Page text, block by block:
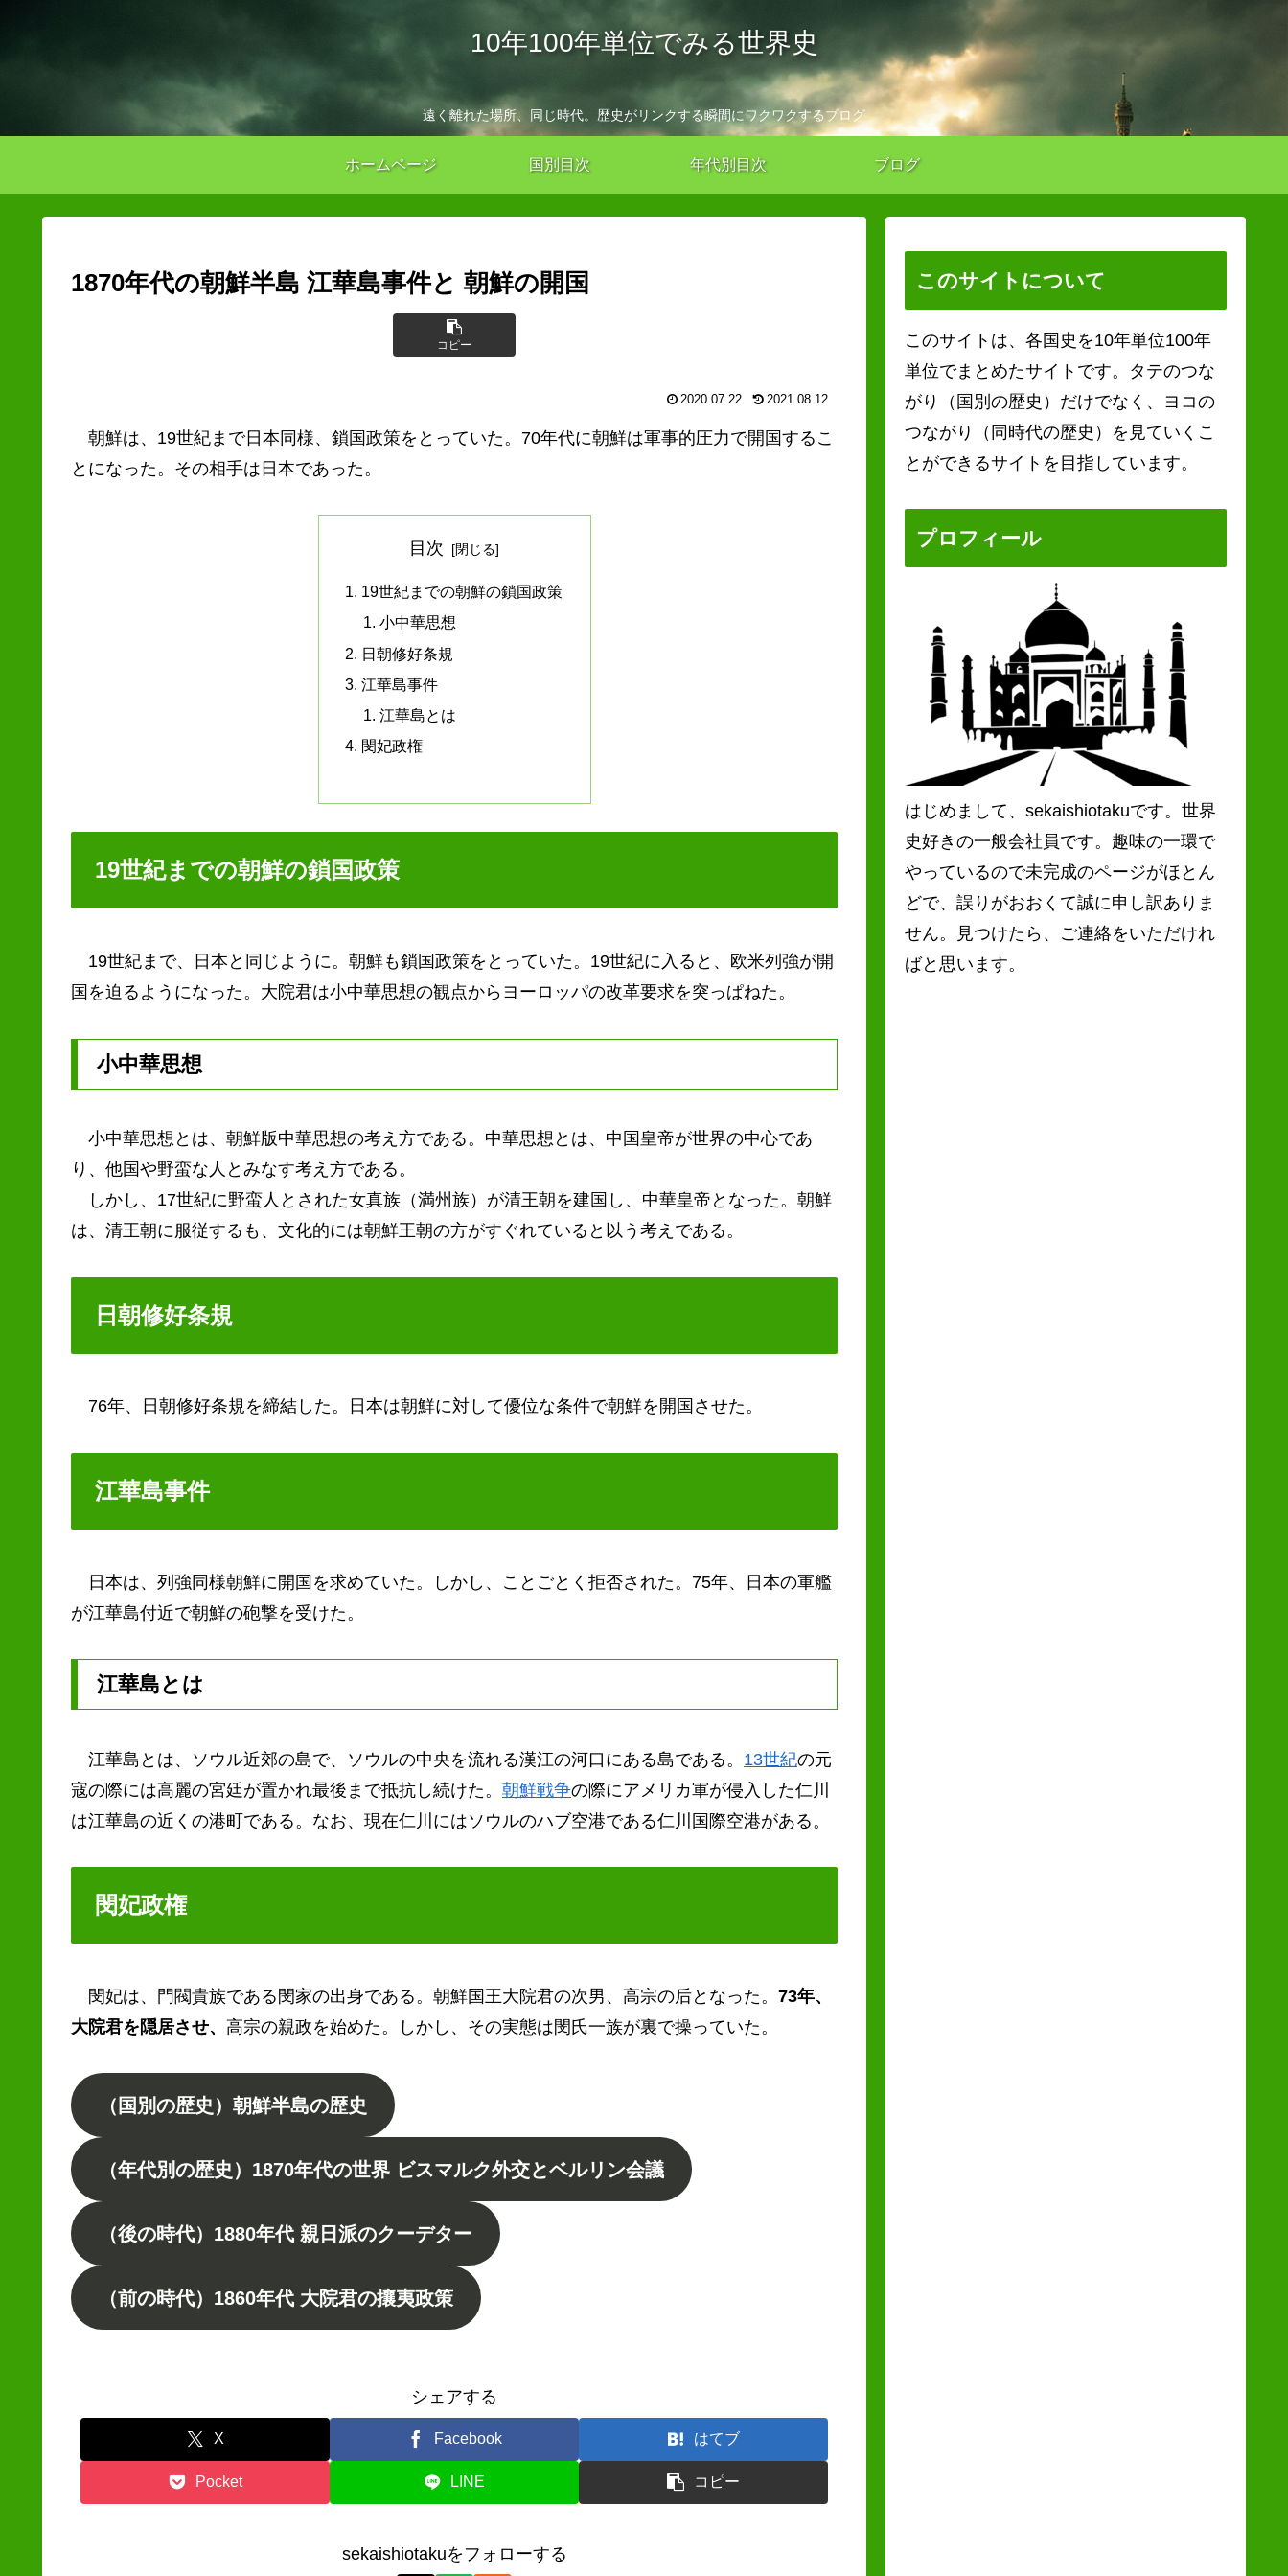
10年100年単位でみる世界史
遠く離れた場所、同じ時代。歴史がリンクする瞬間にワクワクするブログ
ホームページ 国別目次 年代別目次 ブログ
1870年代の朝鮮半島 江華島事件と 朝鮮の開国
コピー
2020.07.22 2021.08.12
朝鮮は、19世紀まで日本同様、鎖国政策をとっていた。70年代に朝鮮は軍事的圧力で開国するこ
とになった。その相手は日本であった。
目次
19世紀までの朝鮮の鎖国政策
小中華思想
日朝修好条規
江華島事件
江華島とは
閔妃政権
19世紀までの朝鮮の鎖国政策
19世紀まで、日本と同じように。朝鮮も鎖国政策をとっていた。19世紀に入ると、欧米列強が開
国を迫るようになった。大院君は小中華思想の観点からヨーロッパの改革要求を突っぱねた。
小中華思想
小中華思想とは、朝鮮版中華思想の考え方である。中華思想とは、中国皇帝が世界の中心であ
り、他国や野蛮な人とみなす考え方である。
しかし、17世紀に野蛮人とされた女真族（満州族）が清王朝を建国し、中華皇帝となった。朝鮮
は、清王朝に服従するも、文化的には朝鮮王朝の方がすぐれていると以う考えである。
日朝修好条規
76年、日朝修好条規を締結した。日本は朝鮮に対して優位な条件で朝鮮を開国させた。
江華島事件
日本は、列強同様朝鮮に開国を求めていた。しかし、ことごとく拒否された。75年、日本の軍艦
が江華島付近で朝鮮の砲撃を受けた。
江華島とは
江華島とは、ソウル近郊の島で、ソウルの中央を流れる漢江の河口にある島である。 13世紀の元
寇の際には高麗の宮廷が置かれ最後まで抵抗し続けた。 朝鮮戦争の際にアメリカ軍が侵入した仁川
は江華島の近くの港町である。なお、現在仁川にはソウルのハブ空港である仁川国際空港がある。
閔妃政権
閔妃は、門閥貴族である閔家の出身である。朝鮮国王大院君の次男、高宗の后となった。 73年、
大院君を隠居させ、 高宗の親政を始めた。しかし、その実態は閔氏一族が裏で操っていた。
（国別の歴史）朝鮮半島の歴史
（年代別の歴史）1870年代の世界 ビスマルク外交とベルリン会議
（後の時代）1880年代 親日派のクーデター
（前の時代）1860年代 大院君の攘夷政策
シェアする
X Facebook はてブ
Pocket LINE コピー
sekaishiotakuをフォローする
このサイトについて
このサイトは、各国史を10年単位100年
単位でまとめたサイトです。タテのつな
がり（国別の歴史）だけでなく、ヨコの
つながり（同時代の歴史）を見ていくこ
とができるサイトを目指しています。
プロフィール
はじめまして、sekaishiotakuです。世界
史好きの一般会社員です。趣味の一環で
やっているので未完成のページがほとん
どで、誤りがおおくて誠に申し訳ありま
せん。見つけたら、ご連絡をいただけれ
ばと思います。